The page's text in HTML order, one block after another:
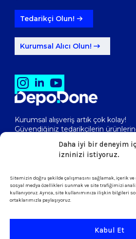
Daha iyi bir deneyim
izninizi istiyoruz.
Sitemizin doğru şekilde çalışmasını sağlamak, içerik
sosyal medya özellikleri sunmak ve site trafiğimizi
kullanıyoruz. Ayrıca, site kullanımınıza ilişkin bilgileri
ortaklarımızla paylaşıyoruz.
Kabul Et
Kurumsal alışveriş artık çok kolay!
Güvendiğiniz tedarikçilerin
isletme@depodone.com
Tedarikçi Olun!
Kurumsal Alıcı Olun!